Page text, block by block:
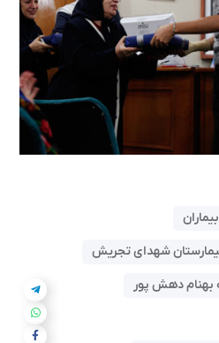
بیماران
شهدای تجریش
بهنام دهش پور